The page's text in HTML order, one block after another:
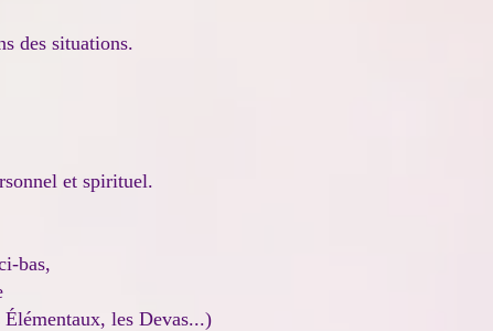
des situations.
et spirituel.
bas,
les Devas...)